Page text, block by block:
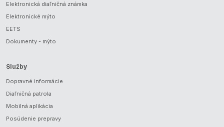
Elektronická diaľničná známka
Elektronické mýto
EETS
Dokumenty - mýto
Služby
Dopravné informácie
Diaľničná patrola
Mobilná aplikácia
Posúdenie prepravy